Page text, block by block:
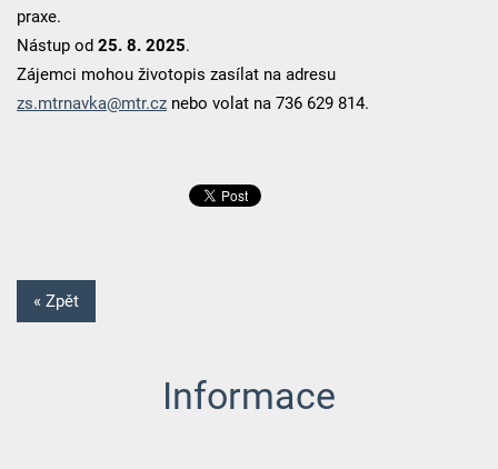
praxe.
Nástup od 25. 8. 2025.
Zájemci mohou životopis zasílat na adresu
zs.mtrnavka@mtr.cznebo volat na 736 629 814.
« Zpět
Informace